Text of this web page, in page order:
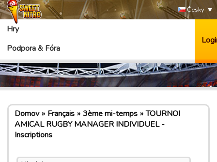
Česky
Hry
Podpora & Fóra
Domov Français 3ème mi-temps
TOURNOI
AMICAL RUGBY MANAGER INDIVIDUEL -
Inscriptions